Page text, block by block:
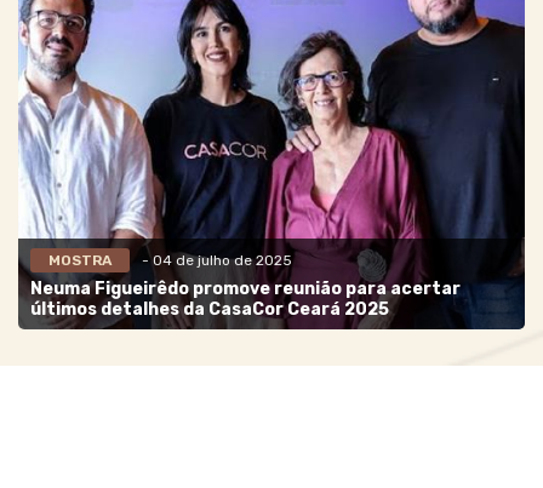
MOSTRA - 04 de julho de 2025
Neuma Figueirêdo promove reunião para acertar
últimos detalhes da CasaCor Ceará 2025